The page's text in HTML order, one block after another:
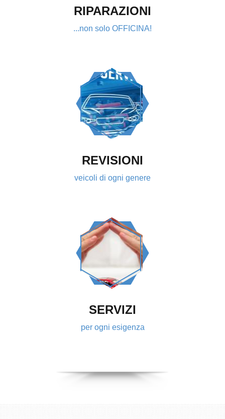
RIPARAZIONI
...non solo OFFICINA!
REVISIONI
veicoli di ogni genere
SERVIZI
per ogni esigenza